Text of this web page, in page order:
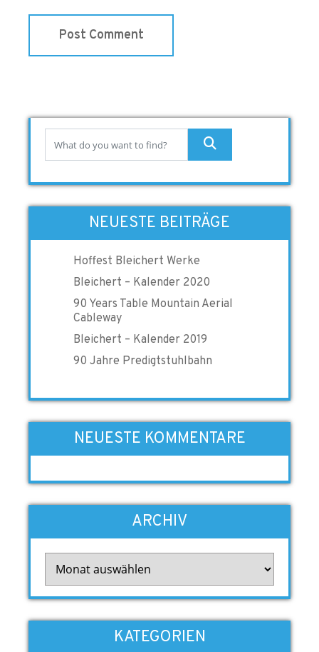
NEUESTE BEITRÄGE
Hoffest Bleichert Werke
Bleichert – Kalender 2020
90 Years Table Mountain Aerial
Cableway
Bleichert – Kalender 2019
90 Jahre Predigtstuhlbahn
NEUESTE KOMMENTARE
ARCHIV
KATEGORIEN